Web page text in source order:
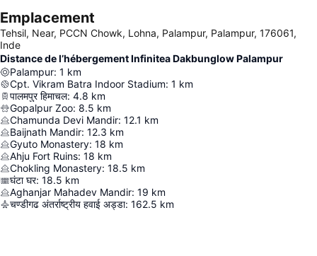
Emplacement
Tehsil, Near, PCCN Chowk, Lohna, Palampur, Palampur, 176061,
Inde
Distance de l’hébergement Infinitea Dakbunglow Palampur
Palampur: 1 km
Cpt. Vikram Batra Indoor Stadium: 1 km
पालमपुर हिमाचल: 4.8 km
Gopalpur Zoo: 8.5 km
Chamunda Devi Mandir: 12.1 km
Baijnath Mandir: 12.3 km
Gyuto Monastery: 18 km
Ahju Fort Ruins: 18 km
Chokling Monastery: 18.5 km
घंटा घर: 18.5 km
Aghanjar Mahadev Mandir: 19 km
चण्डीगढ अंतर्राष्ट्रीय हवाई अड्डा: 162.5 km